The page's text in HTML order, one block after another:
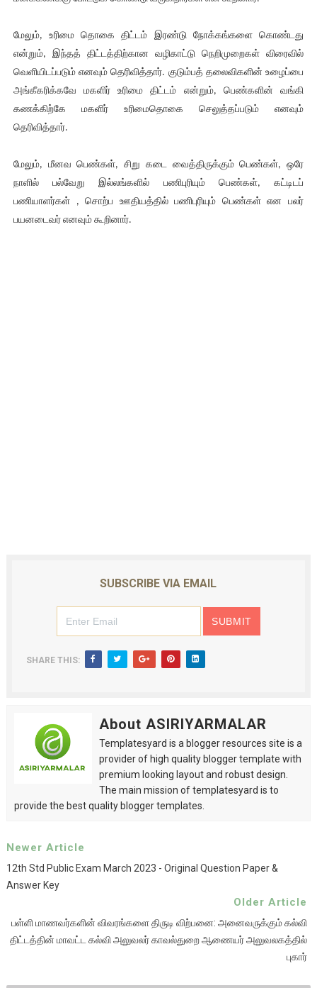
மேலும், உரிமை தொகை திட்டம் இரண்டு நோக்கங்களை கொண்டது
என்றும், இந்தத் திட்டத்திற்கான வழிகாட்டு நெறிமுறைகள் விரைவில்
வெளியிடப்படும் எனவும் தெரிவித்தார். குடும்பத் தலைவிகளின் உழைப்பை
அங்கீகரிக்கவே மகளிர் உரிமை திட்டம் என்றும், பெண்களின் வங்கி
கணக்கிற்கே மகளிர் உரிமைதொகை செலுத்தப்படும் எனவும்
தெரிவித்தார்.
மேலும், மீனவ பெண்கள், சிறு கடை வைத்திருக்கும் பெண்கள், ஒரே
நாளில் பல்வேறு இல்லங்களில் பணிபுரியும் பெண்கள், கட்டிடப்
பணியாளர்கள் , சொற்ப ஊதியத்தில் பணிபுரியும் பெண்கள் என பலர்
பயனடைவர் எனவும் கூறினார்.
SUBSCRIBE VIA EMAIL
SHARE THIS:
About ASIRIYARMALAR
Templatesyard is a blogger resources site is a
provider of high quality blogger template with
premium looking layout and robust design.
The main mission of templatesyard is to
provide the best quality blogger templates.
Newer Article
12th Std Public Exam March 2023 - Original Question Paper &
Answer Key
Older Article
பள்ளி மாணவர்களின் விவரங்களை திருடி விற்பனை: அனைவருக்கும் கல்வி
திட்டத்தின் மாவட்ட கல்வி அலுவலர் காவல்துறை ஆணையர் அலுவலகத்தில்
புகார்